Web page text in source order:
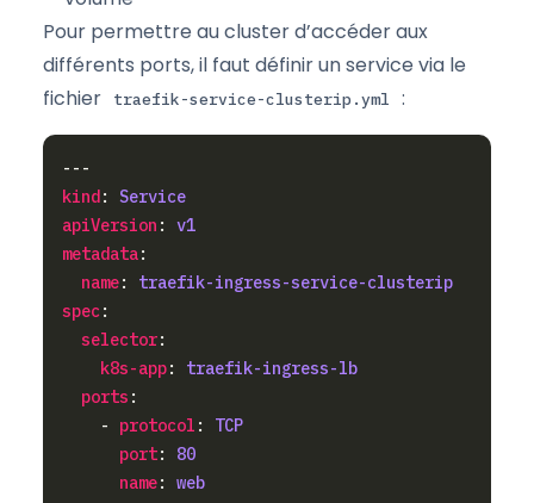
Pour permettre au cluster d’accéder aux
différents ports, il faut définir un service via le
fichier
traefik-service-clusterip.yml :
kind: Service
apiVersion : v1
metadata
name: traefik-ingress-service-clusterip
spec
selector
k8s-app: traefik-ingress-lb
ports
    -
protocol : TCP
port: 80
name: web